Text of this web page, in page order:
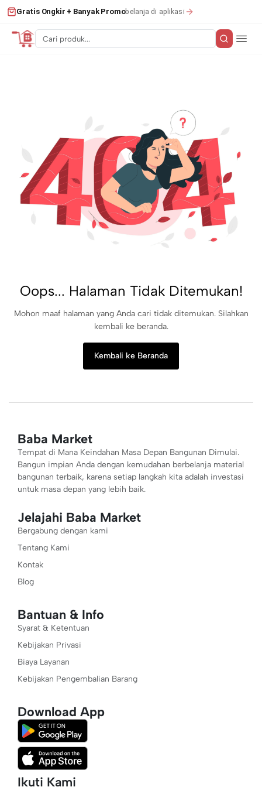
Gratis Ongkir + Banyak Promobelanja di aplikasi
Oops... Halaman Tidak Ditemukan!
Mohon maaf halaman yang Anda cari tidak ditemukan. Silahkan
kembali ke beranda.
Kembali ke Beranda
Baba Market
Tempat di Mana Keindahan Masa Depan Bangunan Dimulai.
Bangun impian Anda dengan kemudahan berbelanja material
bangunan terbaik, karena setiap langkah kita adalah investasi
untuk masa depan yang lebih baik.
Jelajahi Baba Market
Bergabung dengan kami
Tentang Kami
Kontak
Blog
Bantuan & Info
Syarat & Ketentuan
Kebijakan Privasi
Biaya Layanan
Kebijakan Pengembalian Barang
Download App
Ikuti Kami